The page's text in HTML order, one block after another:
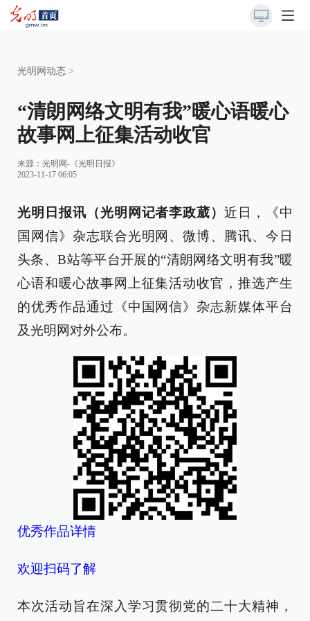
光明网动态 >
“清朗网络文明有我”暖心语暖心
故事网上征集活动收官
来源： 光明网-《光明日报》
2023-11-17 06:05
光明日报讯（光明网记者李政葳）近日，《中
国网信》杂志联合光明网、微博、腾讯、今日
头条、B站等平台开展的“清朗网络文明有我”暖
心语和暖心故事网上征集活动收官，推选产生
的优秀作品通过《中国网信》杂志新媒体平台
及光明网对外公布。
优秀作品详情
欢迎扫码了解
本次活动旨在深入学习贯彻党的二十大精神，